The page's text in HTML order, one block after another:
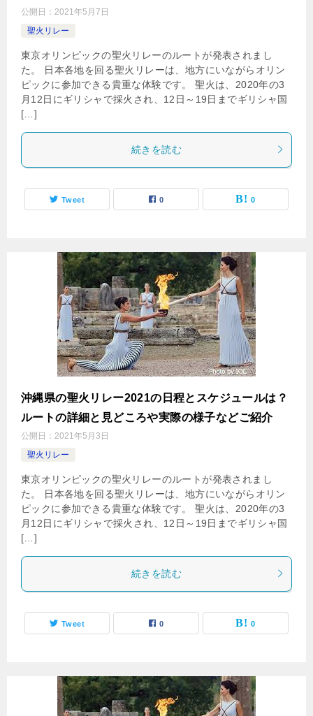
公開日： 2021年5月7日
聖火リレー
東京オリンピックの聖火リレーのルートが発表されまし
た。 日本各地を回る聖火リレーは、地方にいながらオリン
ピックに参加できる貴重な体験です。 聖火は、2020年の3
月12日にギリシャで採火され、12日～19日までギリシャ国
[…]
続きを読む
Tweet 0 0
沖縄県の聖火リレー2021の日程とスケジュールは？
ルートの詳細と見どころや実際の様子などご紹介
公開日： 2021年5月3日
聖火リレー
東京オリンピックの聖火リレーのルートが発表されまし
た。 日本各地を回る聖火リレーは、地方にいながらオリン
ピックに参加できる貴重な体験です。 聖火は、2020年の3
月12日にギリシャで採火され、12日～19日までギリシャ国
[…]
続きを読む
Tweet 0 0